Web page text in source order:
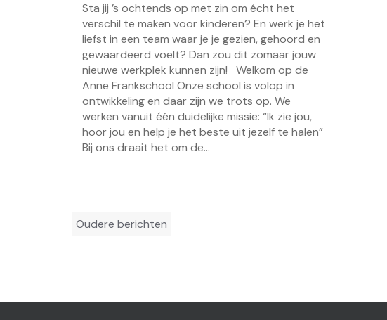
Sta jij ’s ochtends op met zin om écht het
verschil te maken voor kinderen? En werk je het
liefst in een team waar je je gezien, gehoord en
gewaardeerd voelt? Dan zou dit zomaar jouw
nieuwe werkplek kunnen zijn! Welkom op de
Anne Frankschool Onze school is volop in
ontwikkeling en daar zijn we trots op. We
werken vanuit één duidelijke missie: “Ik zie jou,
hoor jou en help je het beste uit jezelf te halen”
Bij ons draait het om de...
Berichtennavigatie
Oudere berichten